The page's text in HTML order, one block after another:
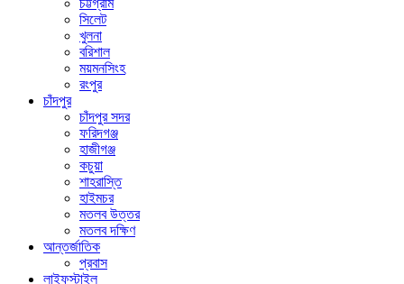
চট্টগ্রাম
সিলেট
খুলনা
বরিশাল
ময়মনসিংহ
রংপুর
চাঁদপুর
চাঁদপুর সদর
ফরিদগঞ্জ
হাজীগঞ্জ
কচুয়া
শাহরাস্তি
হাইমচর
মতলব উত্তর
মতলব দক্ষিণ
আন্তর্জাতিক
প্রবাস
লাইফস্টাইল